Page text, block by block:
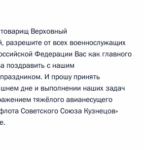
Верховный
разрешите от всех военнослужащих
Федерации Вас как главного
поздравить с нашим
И прошу принять
дне и выполнении наших задач
тяжёлого авианесущего
Советского Союза Кузнецов»